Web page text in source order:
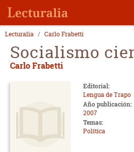
Lecturalia Carlo Frabetti
Socialismo
Carlo Frabetti
Editorial:
Lengua de Trapo
Año publicación:
2007
Temas:
Política